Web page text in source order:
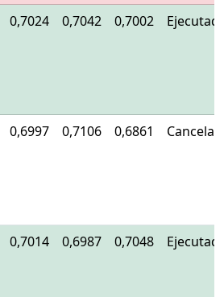
0,7024 0,7042 0,7002
0,6997 0,7106 0,6861
0,7014 0,6987 0,7048